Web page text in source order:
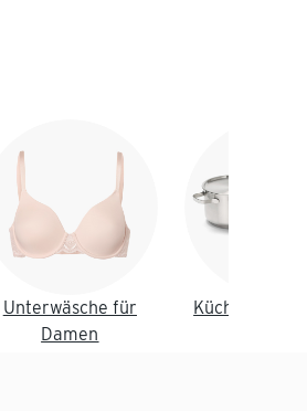
Unterwäsche für
Damen
Küche &